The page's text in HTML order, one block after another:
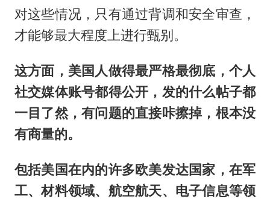
对这些情况，只有通过背调和安全审查，
才能够最大程度上进行甄别。
这方面，美国人做得最严格最彻底，个人
社交媒体账号都得公开，发的什么帖子都
一目了然，有问题的直接咔擦掉，根本没
有商量的。
包括美国在内的许多欧美发达国家，在军
工、材料领域、航空航天、电子信息等领